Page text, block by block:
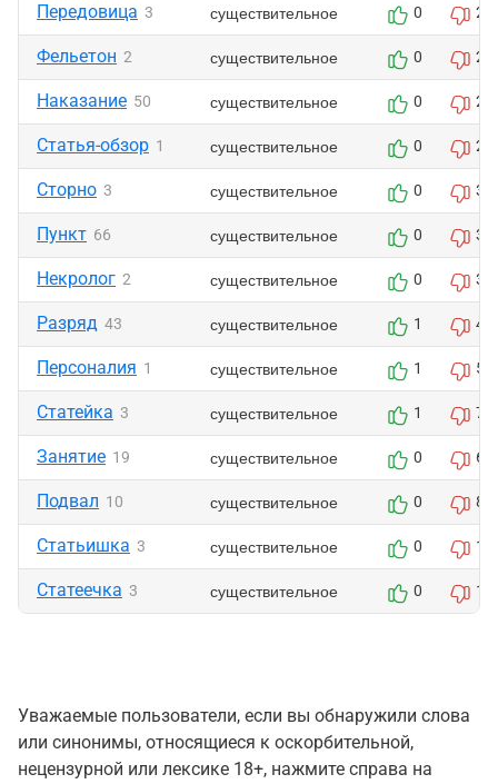
Передовица 3 существительное 0 2
Фельетон 2 существительное 0 2
Наказание 50 существительное 0 2
Статья-обзор 1 существительное 0 2
Сторно 3 существительное 0 3
Пункт 66 существительное 0 3
Некролог 2 существительное 0 3
Разряд 43 существительное 1 4
Персоналия 1 существительное 1 5
Статейка 3 существительное 1 7
Занятие 19 существительное 0 6
Подвал 10 существительное 0 8
Статьишка 3 существительное 0 12
Статеечка 3 существительное 0 13
Уважаемые пользователи, если вы обнаружили слова
или синонимы, относящиеся к оскорбительной,
нецензурной или лексике 18+, нажмите справа на